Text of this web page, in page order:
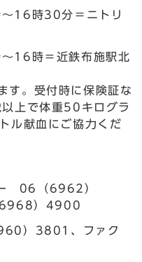
16時30分＝ニトリ
16時＝近鉄布施駅北
す。受付時に保険証な
上で体重50キログラ
ル献血にご協力くだ
ー 06（6962）
）4900
）3801、ファク